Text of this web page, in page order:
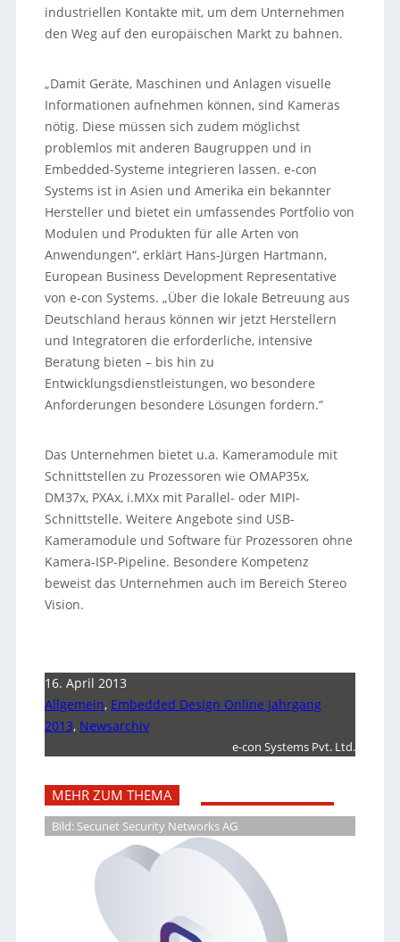
industriellen Kontakte mit, um dem Unternehmen
den Weg auf den europäischen Markt zu bahnen.
„Damit Geräte, Maschinen und Anlagen visuelle
Informationen aufnehmen können, sind Kameras
nötig. Diese müssen sich zudem möglichst
problemlos mit anderen Baugruppen und in
Embedded-Systeme integrieren lassen. e-con
Systems ist in Asien und Amerika ein bekannter
Hersteller und bietet ein umfassendes Portfolio von
Modulen und Produkten für alle Arten von
Anwendungen“, erklärt Hans-Jürgen Hartmann,
European Business Development Representative
von e-con Systems. „Über die lokale Betreuung aus
Deutschland heraus können wir jetzt Herstellern
und Integratoren die erforderliche, intensive
Beratung bieten – bis hin zu
Entwicklungsdienstleistungen, wo besondere
Anforderungen besondere Lösungen fordern.“
Das Unternehmen bietet u.a. Kameramodule mit
Schnittstellen zu Prozessoren wie OMAP35x,
DM37x, PXAx, i.MXx mit Parallel- oder MIPI-
Schnittstelle. Weitere Angebote sind USB-
Kameramodule und Software für Prozessoren ohne
Kamera-ISP-Pipeline. Besondere Kompetenz
beweist das Unternehmen auch im Bereich Stereo
Vision.
16. April 2013
Allgemein, Embedded Design Online Jahrgang
2013, Newsarchiv
e-con Systems Pvt. Ltd.
MEHR ZUM THEMA
Bild: Secunet Security Networks AG